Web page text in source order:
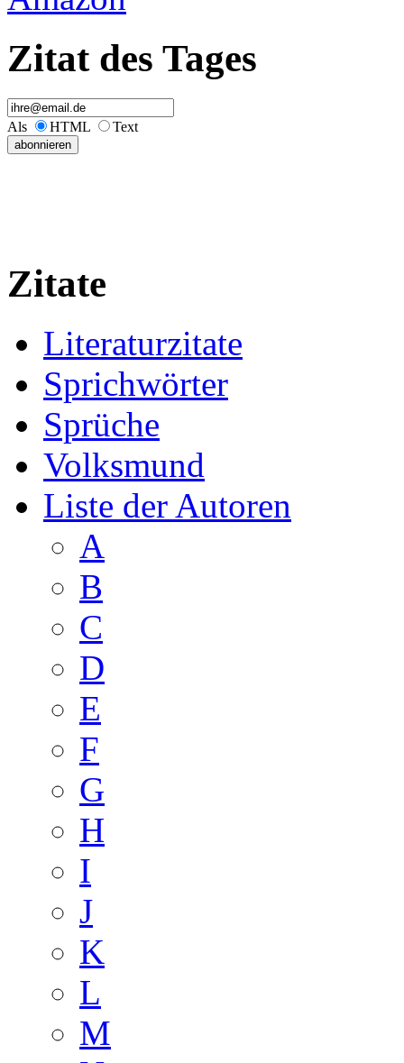
Zitat des Tages
Als HTML Text
Zitate
Literaturzitate
Sprichwörter
Sprüche
Volksmund
Liste der Autoren
A
B
C
D
E
F
G
H
I
J
K
L
M